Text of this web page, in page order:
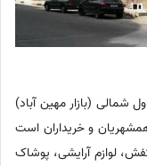
شمالی (بازار مهین آباد)
در 6 طبقه میزبان همشهریان و خریداران است
لوازم آرایشی، پوشاک